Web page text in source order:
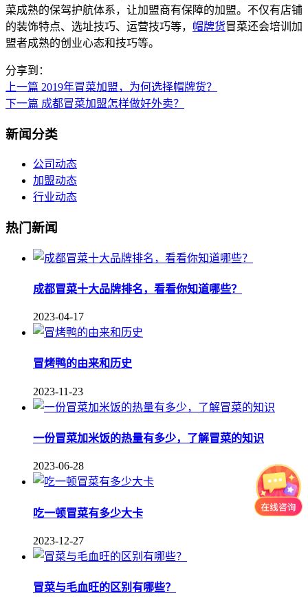
菜成熟的保驾护航体系，让加盟商有保障的加盟。不仅有店铺
的装饰特点、选址技巧、运营技巧等， 帽牌货冒菜还会培训加
盟者成熟的创业心态和技巧等。
分享到：
上一篇 2019年冒菜加盟，为何选择帽牌货？
下一篇 成都冒菜加盟怎样做好外卖？
新闻分类
公司动态
加盟动态
行业动态
热门新闻
成都冒菜十大品牌排名，看看你知道哪些？
2023-04-17
冒烤鸭的由来和历史
2023-11-23
一份冒菜加米饭的热量有多少，了解冒菜的知识
2023-06-28
吃一顿冒菜有多少大卡
2023-12-27
冒菜与毛血旺的区别有哪些？